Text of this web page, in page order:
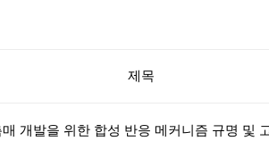
제목
개발을 위한 합성 반응 메커니즘 규명 및